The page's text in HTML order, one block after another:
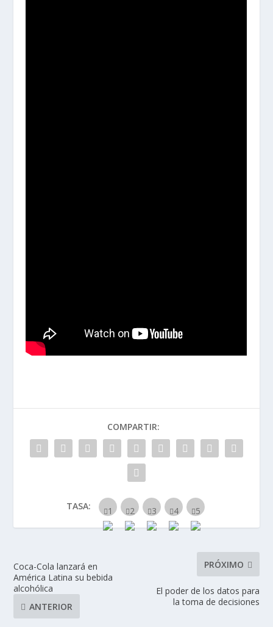
COMPARTIR:
TASA:
Coca-Cola lanzará en
América Latina su bebida
alcohólica
ANTERIOR
PRÓXIMO
El poder de los datos para
la toma de decisiones